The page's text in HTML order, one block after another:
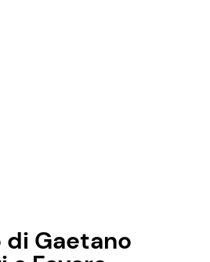
di Gaetano